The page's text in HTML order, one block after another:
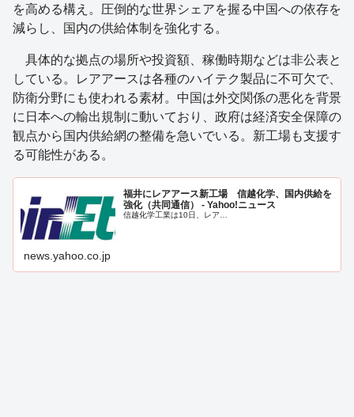
を高める構え。圧倒的な世界シェアを握る中国への依存を
減らし、国内の供給体制を強化する。
具体的な拠点の場所や投資額、稼働時期などは非公表と
している。レアアースは各種のハイテク製品に不可欠で、
防衛分野にも使われる素材。中国は外交関係の悪化を背景
に日本への輸出規制に動いており、政府は経済安全保障の
観点から国内供給網の整備を急いでいる。新工場も支援す
る可能性がある。
福井にレアアース新工場 信越化学、国内供給を
強化（共同通信） - Yahoo!ニュース
信越化学工業は10日、レア…
news.yahoo.co.jp